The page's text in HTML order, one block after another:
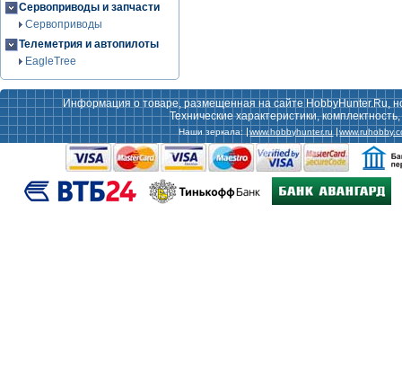
Сервоприводы и запчасти
Сервоприводы
Телеметрия и автопилоты
EagleTree
Информация о товаре, размещенная на сайте HobbyHunter.Ru,
Технические характеристики,
Наши зеркала: www.hobbyhunter.ru